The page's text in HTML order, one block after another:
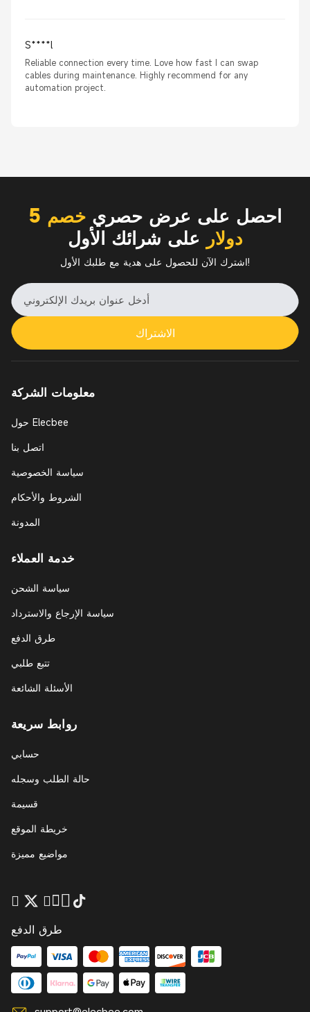
S****l
Reliable connection every time. Love how fast I can swap
cables during maintenance. Highly recommend for any
automation project.
احصل على عرض حصري
خصم 5
دولار على شرائك الأول
اشترك الآن للحصول على هدية مع طلبك الأول!
الاشتراك
معلومات الشركة
حول Elecbee
اتصل بنا
سياسة الخصوصية
الشروط والأحكام
المدونة
خدمة العملاء
سياسة الشحن
سياسة الإرجاع والاسترداد
طرق الدفع
تتبع طلبي
الأسئلة الشائعة
روابط سريعة
حسابي
حالة الطلب وسجله
قسيمة
خريطة الموقع
مواضيع مميزة
طرق الدفع